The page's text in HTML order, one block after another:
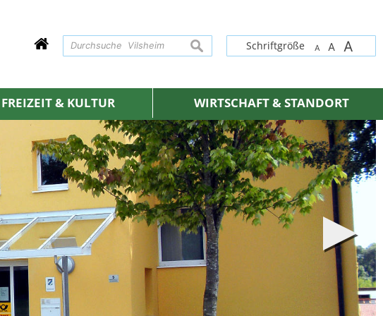
Schriftgröße A A A
suchen
FREIZEIT & KULTUR WIRTSCHAFT & STANDORT